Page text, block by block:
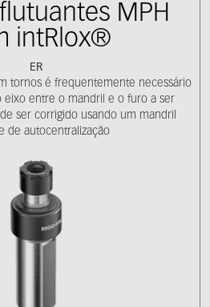
MPH
intRlox®
ER
tornos é frequentemente necessário
eixo entre o mandril e o furo a ser
ser corrigido usando um mandril
de autocentralização